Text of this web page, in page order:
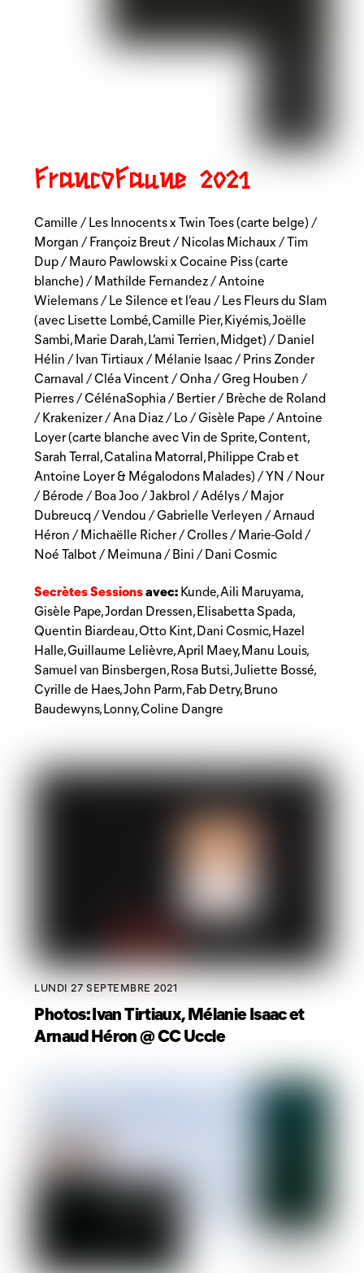
FrancoFaune 2021
Camille / Les Innocents x Twin Toes (carte belge) /
Morgan / Françoiz Breut / Nicolas Michaux / Tim
Dup / Mauro Pawlowski x Cocaine Piss (carte
blanche) / Mathilde Fernandez / Antoine
Wielemans / Le Silence et l’eau / Les Fleurs du Slam
(avec Lisette Lombé, Camille Pier, Kiyémis, Joëlle
Sambi, Marie Darah, L’ami Terrien, Midget) / Daniel
Hélin / Ivan Tirtiaux / Mélanie Isaac / Prins Zonder
Carnaval / Cléa Vincent / Onha / Greg Houben /
Pierres / CélénaSophia / Bertier / Brèche de Roland
/ Krakenizer / Ana Diaz / Lo / Gisèle Pape / Antoine
Loyer (carte blanche avec Vin de Sprite, Content,
Sarah Terral, Catalina Matorral, Philippe Crab et
Antoine Loyer & Mégalodons Malades) / YN / Nour
/ Bérode / Boa Joo / Jakbrol / Adélys / Major
Dubreucq / Vendou / Gabrielle Verleyen / Arnaud
Héron / Michaëlle Richer / Crolles / Marie-Gold /
Noé Talbot / Meimuna / Bini / Dani Cosmic
Secrètes Sessionsavec: Kunde, Aili Maruyama,
Gisèle Pape, Jordan Dressen, Elisabetta Spada,
Quentin Biardeau, Otto Kint, Dani Cosmic, Hazel
Halle, Guillaume Lelièvre, April Maey, Manu Louis,
Samuel van Binsbergen, Rosa Butsi, Juliette Bossé,
Cyrille de Haes, John Parm, Fab Detry, Bruno
Baudewyns, Lonny, Coline Dangre
LUNDI 27 SEPTEMBRE 2021
Photos: Ivan Tirtiaux, Mélanie Isaac et
Arnaud Héron @ CC Uccle